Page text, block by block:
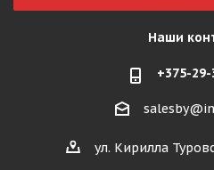
Наши
+375-
ул. Кирилла